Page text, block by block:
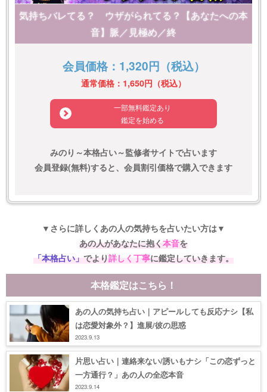
気持ちバレてる？ ウザがられてる？【あなたへの本
音】脈／見極め／終
会員価格：1,320円（税込）
通常価格：1,650円（税込）
一部無料鑑定あり
鑑定を始める
みのり～本格占い～監修者サイトで占います
会員登録(無料)すると、会員割引価格で購入できます
▼さらに詳しくあの人の気持ちを占いたい方は▼
あの人があなたに抱く本音を
「本格占い」 でより詳しく丁寧に鑑定していきます。
本格鑑定はこちら！
あの人の気持ち占い｜アピールしても反応ナシ【私
は恋愛対象外？】進展/彼の思惑
2023.9.13
片思い占い｜連絡来ない/誘いもナシ「この恋ずっと
一方通行？」あの人の全恋本音
2023.9.14